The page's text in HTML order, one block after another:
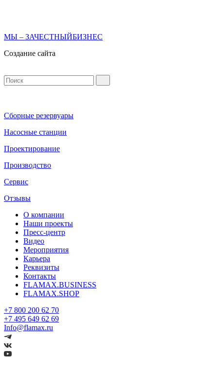
МЫ – ЗАЧЕСТНЫЙБИЗНЕС
Создание сайта
Сборные резервуары
Насосные станции
Проектирование
Производство
Сервис
Отзывы
О компании
Наши проекты
Пресс-центр
Видео
Мероприятия
Карьера
Реквизиты
Контакты
FLAMAX.BUSINESS
FLAMAX.SHOP
+7 800 200 62 70
+7 495 649 62 69
Info@flamax.ru